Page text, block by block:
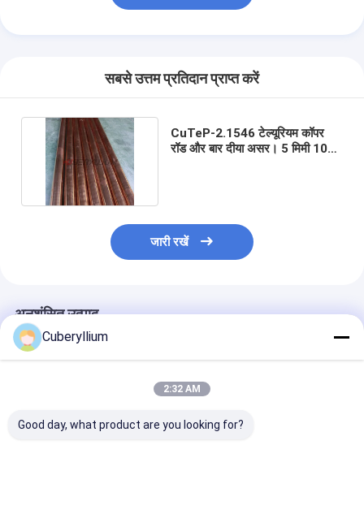
सबसे उत्तम प्रतिदान प्राप्त करें
CuTeP-2.1546 टेल्यूरियम कॉपर
रॉड और बार दीया असर। 5 मिमी 10
जारी रखें
अनुशंसित उत्पाद
Cuberyllium
2:32 AM
Good day, what product are you looking for?